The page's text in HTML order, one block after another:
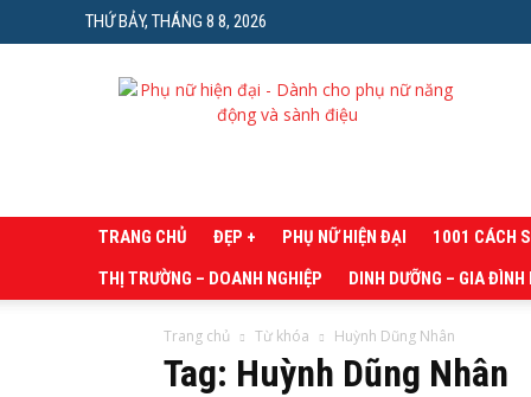
THỨ BẢY, THÁNG 8 8, 2026
Phụ
nữ
TRANG CHỦ ĐẸP + PHỤ NỮ HIỆN ĐẠI 1001 CÁCH
THỊ TRƯỜNG – DOANH NGHIỆP
DINH DƯỠNG – GIA ĐÌNH
Trang chủ Từ khóa Huỳnh Dũng Nhân
Tag: Huỳnh Dũng Nhân